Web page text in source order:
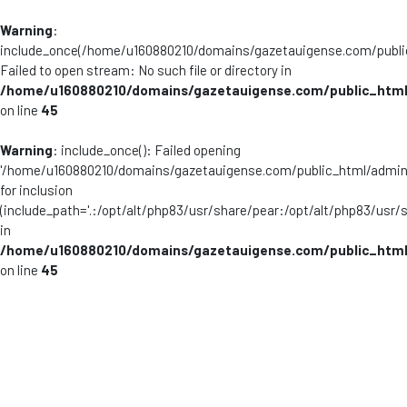
Warning:
include_once(/home/u160880210/domains/gazetauigense.com/
Failed to open stream: No such file or directory in
/home/u160880210/domains/gazetauigense.com/
on line 45
Warning: include_once(): Failed opening
'/home/u160880210/domains/gazetauigense.com/public_html/
for inclusion
(include_path='.:/opt/alt/php83/usr/share/pear:/opt/alt/php83/
in
/home/u160880210/domains/gazetauigense.com/
on line 45